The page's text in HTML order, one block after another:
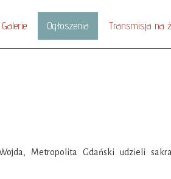
Galerie Ogłoszenia Transmisja na
Metropolita Gdański udzieli